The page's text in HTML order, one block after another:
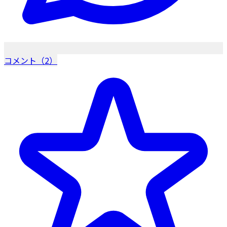
コメント（2）